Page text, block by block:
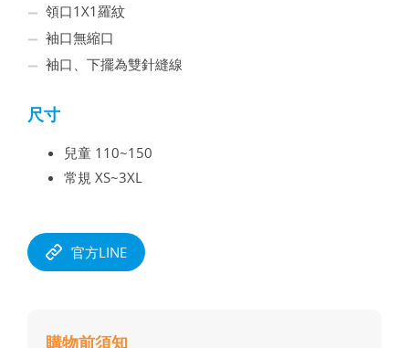
領口1X1羅紋
袖口無縮口
袖口、下擺為雙針縫線
尺寸
兒童 110~150
常規 XS~3XL
官方LINE
購物前須知